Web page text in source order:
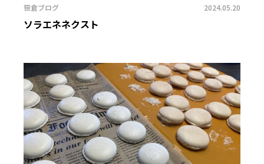
笹倉ブログ 2024.05.20
ソラエネネクスト